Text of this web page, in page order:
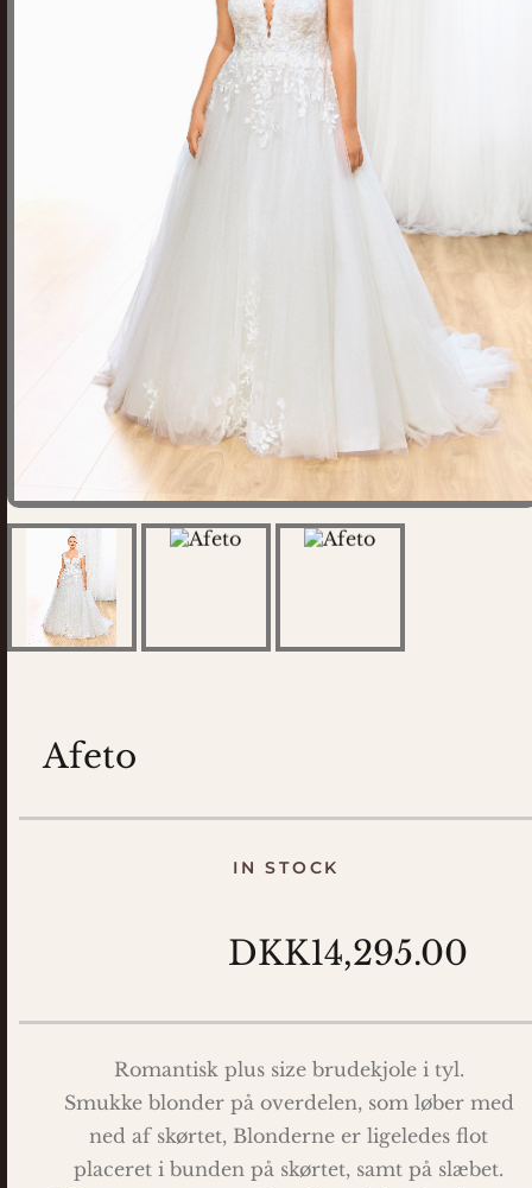
Afeto
IN STOCK
DKK14,295.00
Romantisk plus size brudekjole i tyl.
Smukke blonder på overdelen, som løber med
ned af skørtet, Blonderne er ligeledes flot
placeret i bunden på skørtet, samt på slæbet.